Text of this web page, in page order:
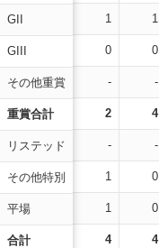
GII
GIII
その他重賞
重賞合計
リステッド
その他特別
平場
合計
1 1
0 0
- -
2 4
- -
1 0
1 0
4 4